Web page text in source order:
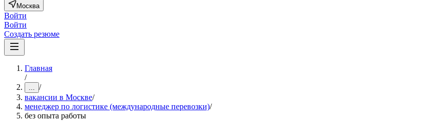
Москва
Войти
Войти
Создать резюме
Главная
/
... /
вакансии в Москве/
менеджер по логистике (международные перевозки)/
без опыта работы